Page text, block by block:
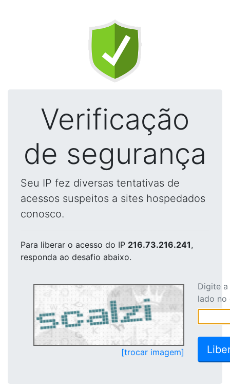
Verificação
de segurança
Seu IP fez diversas tentativas de
acessos suspeitos a sites hospedados
conosco.
Para liberar o acesso do IP 216.73.216.241,
responda ao desafio abaixo.
[trocar imagem]
Digite
lado no